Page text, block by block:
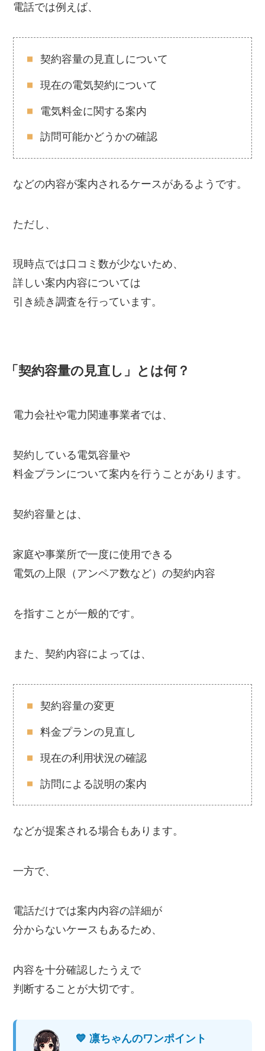
電話では例えば、
契約容量の見直しについて
現在の電気契約について
電気料金に関する案内
訪問可能かどうかの確認
などの内容が案内されるケースがあるようです。
ただし、
現時点では口コミ数が少ないため、
詳しい案内内容については
引き続き調査を行っています。
「契約容量の見直し」とは何？
電力会社や電力関連事業者では、
契約している電気容量や
料金プランについて案内を行うことがあります。
契約容量とは、
家庭や事業所で一度に使用できる
電気の上限（アンペア数など）の契約内容
を指すことが一般的です。
また、契約内容によっては、
契約容量の変更
料金プランの見直し
現在の利用状況の確認
訪問による説明の案内
などが提案される場合もあります。
一方で、
電話だけでは案内内容の詳細が
分からないケースもあるため、
内容を十分確認したうえで
判断することが大切です。
💙 凛ちゃんのワンポイント